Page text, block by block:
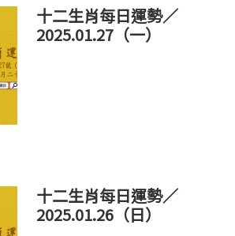
十二生肖每日運勢／
2025.01.27（一）
十二生肖每日運勢／
2025.01.26（日）